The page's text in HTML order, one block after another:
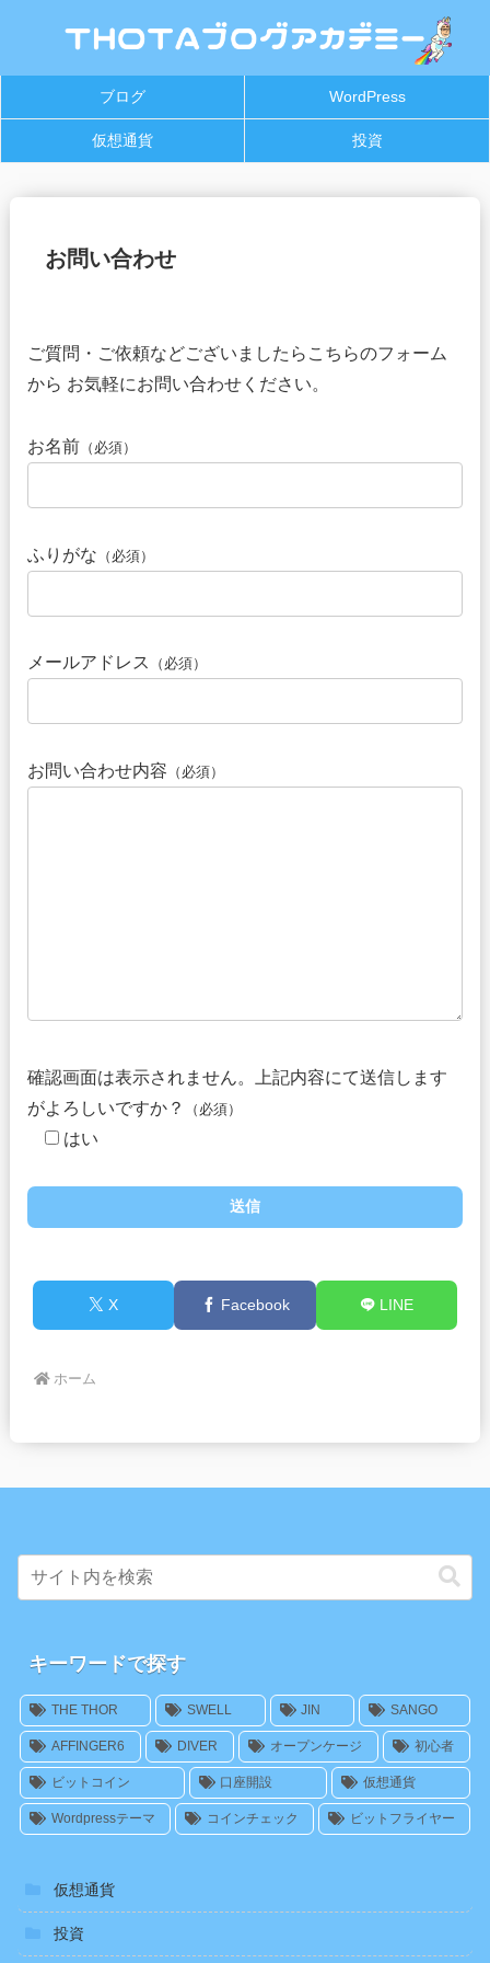
ブログ WordPress
仮想通貨 投資
お問い合わせ
ご質問・ご依頼などございましたらこちらのフォーム
から お気軽にお問い合わせください。
お名前 （必須）
ふりがな （必須）
メールアドレス （必須）
お問い合わせ内容 （必須）
確認画面は表示されません。上記内容にて送信します
がよろしいですか？
（必須）
はい
X Facebook LINE
ホーム
キーワードで探す
THE THOR SWELL JIN SANGO
AFFINGER6 DIVER オープンケージ 初心者
ビットコイン 口座開設 仮想通貨
Wordpressテーマ コインチェック ビットフライヤー
仮想通貨
投資